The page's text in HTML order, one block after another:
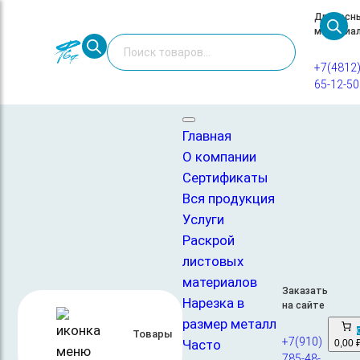
содержимому
Поиск
товаров
+7(4812)
65-12-50
Товары
Главная
О компании
Сертификаты
Вся продукция
Услуги
Раскрой
листовых
материалов
Нарезка в
размер металл
Часто
Заказать
на сайте
+7(910)
0,00
Фанера ФСФ 9мм сорт 3/3
1250х2500 НШ